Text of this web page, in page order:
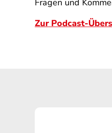
Fragen und
Zur Podcast-